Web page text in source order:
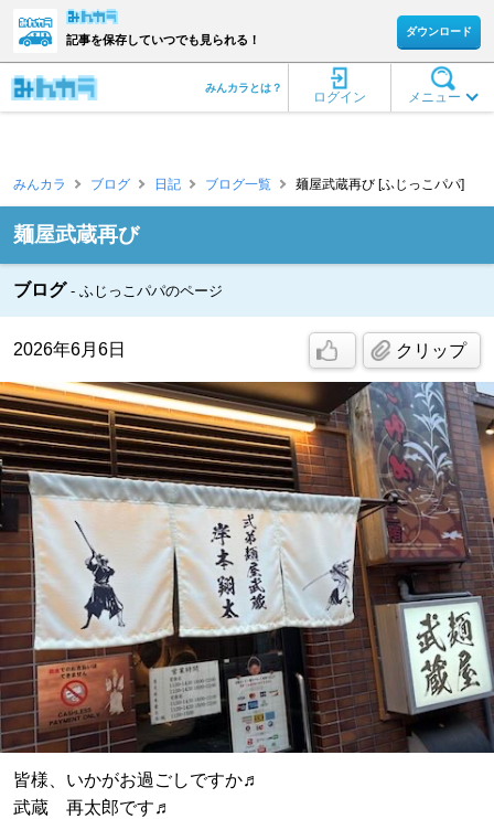
記事を保存していつでも見られる！
ダウンロード
メニュー
ログイン
みんカラとは？
みんカラ ブログ 日記 ブログ一覧 麺屋武蔵再び [ふじっこパパ]
麺屋武蔵再び
ブログ ふじっこパパのページ
2026年6月6日 クリップ
皆様、いかがお過ごしですか♬
武蔵 再太郎です♬